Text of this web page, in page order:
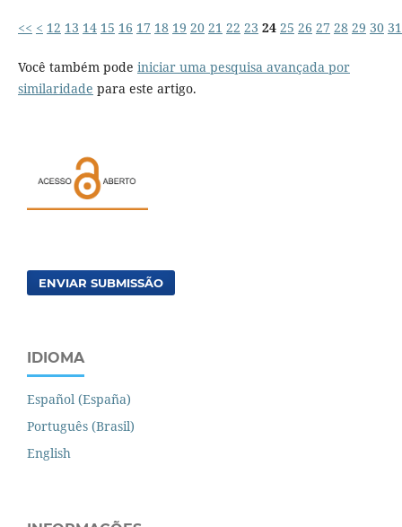
<< < 12 13 14 15 16 17 18 19 20 21 22 23 24 25 26 27 28 29 30 31
Você também pode iniciar uma pesquisa avançada por
similaridade para este artigo.
ENVIAR SUBMISSÃO
IDIOMA
Español (España)
Português (Brasil)
English